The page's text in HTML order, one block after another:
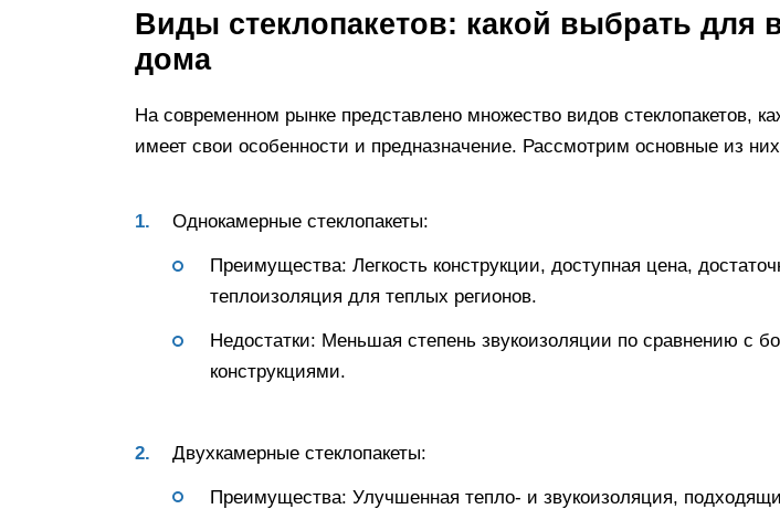
Виды стеклопакетов: какой выбрать для
дома
На современном рынке представлено множество видов стеклопакетов,
имеет свои особенности и предназначение. Рассмотрим основные из
Однокамерные стеклопакеты:
Преимущества: Легкость конструкции, доступная цена,
теплоизоляция для теплых регионов.
Недостатки: Меньшая степень звукоизоляции по сравнению с
конструкциями.
Двухкамерные стеклопакеты:
Преимущества: Улучшенная тепло- и звукоизоляция,